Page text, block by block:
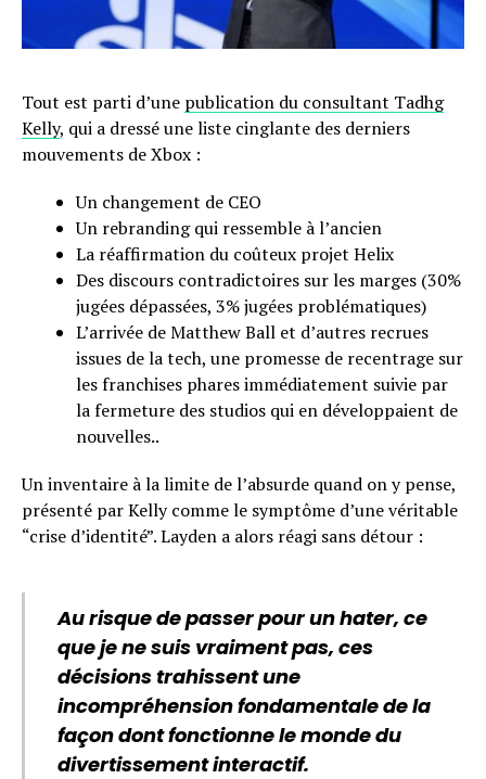
Tout est parti d’une publication du consultant Tadhg
Kelly, qui a dressé une liste cinglante des derniers
mouvements de Xbox :
Un changement de CEO
Un rebranding qui ressemble à l’ancien
La réaffirmation du coûteux projet Helix
Des discours contradictoires sur les marges (30%
jugées dépassées, 3% jugées problématiques)
L’arrivée de Matthew Ball et d’autres recrues
issues de la tech, une promesse de recentrage sur
les franchises phares immédiatement suivie par
la fermeture des studios qui en développaient de
nouvelles..
Un inventaire à la limite de l’absurde quand on y pense,
présenté par Kelly comme le symptôme d’une véritable
“crise d’identité”. Layden a alors réagi sans détour :
Au risque de passer pour un hater, ce
que je ne suis vraiment pas, ces
décisions trahissent une
incompréhension fondamentale de la
façon dont fonctionne le monde du
divertissement interactif.